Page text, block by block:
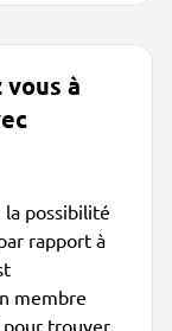
vous à
la possibilité
rapport à
membre
pour trouver